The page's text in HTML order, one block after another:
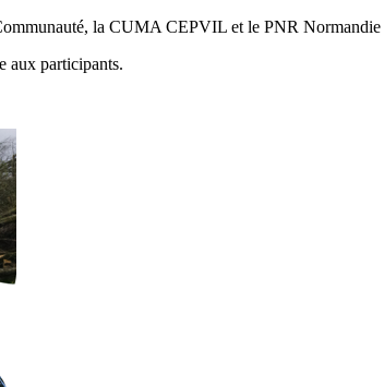
la CUMA CEPVIL et le PNR
aux participants.